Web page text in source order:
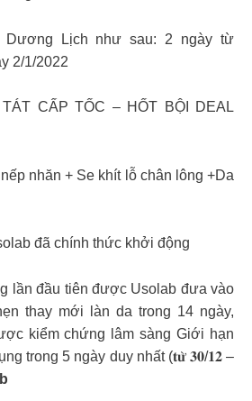
Dương Lịch như sau: 2 ngày từ
2/1/2022
CẤP TỐC – HỐT BỘI DEAL
nhăn + Se khít lỗ chân lông +Da
đã chính thức khởi động
lần đầu tiên được Usolab đưa vào
thay mới làn da trong 14 ngày,
kiểm chứng lâm sàng Giới hạn
trong 5 ngày duy nhất (𝐭𝐮̛̀ 𝟑𝟎/𝟏𝟐 –